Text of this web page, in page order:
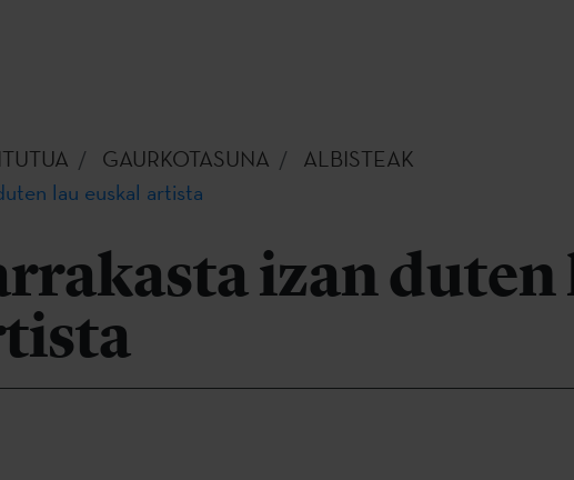
GAURKOTASUNA
ALBISTEAK
lau euskal artista
izan duten